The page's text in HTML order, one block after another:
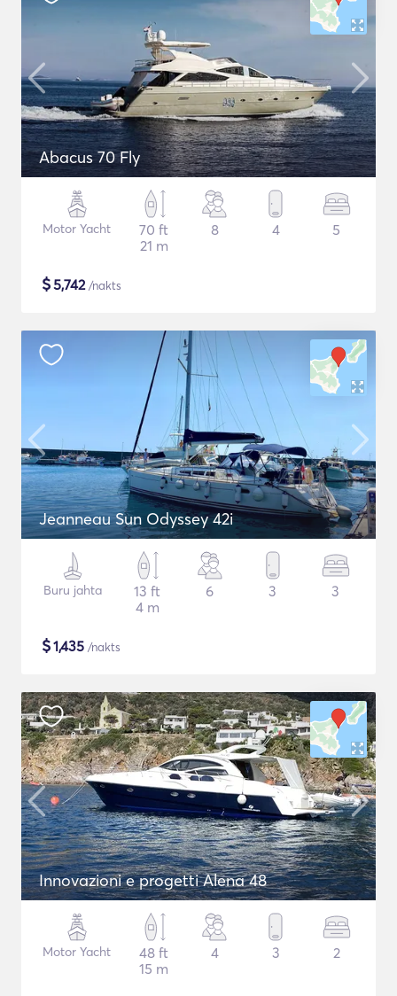
Abacus 70 Fly
Motor Yacht
70 ft
21 m
8 4 5
$5,742/nakts
Jeanneau Sun Odyssey 42i
Buru jahta
13 ft
4 m
6 3 3
$1,435 /nakts
Innovazioni e progetti Alena 48
Motor Yacht
48 ft
15 m
4 3 2